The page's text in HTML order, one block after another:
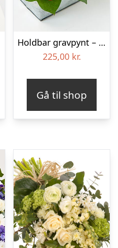
Holdbar gravpynt – Blomster til begravelse
225,00 kr.
Gå til shop